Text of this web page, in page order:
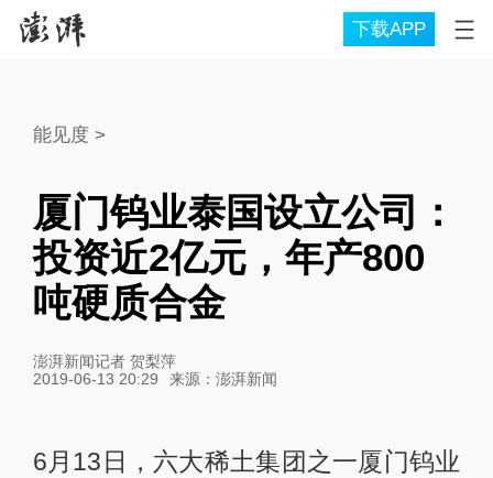
下载APP
能见度 >
厦门钨业泰国设立公司：
投资近2亿元，年产800
吨硬质合金
澎湃新闻记者 贺梨萍
2019-06-13 20:29
来源： 澎湃新闻
6月13日，六大稀土集团之一厦门钨业